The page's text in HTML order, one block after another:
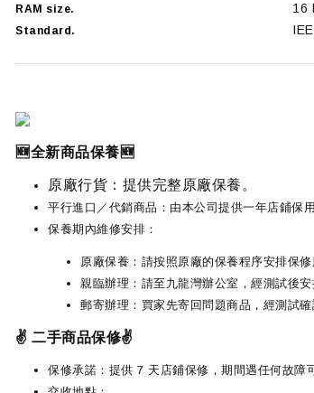
RAM size. 16
Standard.
🆕全新商品保養🆕
原廠行貨：提供完整原廠保養。
平行進口／代銷商品：由本公司提供一年店鋪保用
保養期內維修安排：
原廠保養：請按照原廠的保養程序安排保修
親臨辦理：請至九龍灣辦公室，經測試後安
郵寄辦理：買家先寄回問題商品，經測試確
✌️ 二手商品保修✌️
保修承諾：提供 7 天店鋪保修，期間遇任何故障